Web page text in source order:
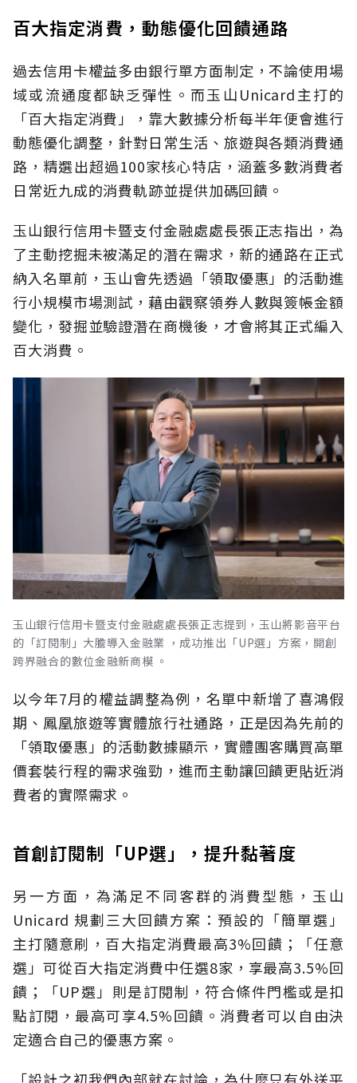
百大指定消費，動態優化回饋通路
過去信用卡權益多由銀行單方面制定，不論使用場
域或流通度都缺乏彈性。而玉山Unicard主打的
「百大指定消費」，靠大數據分析每半年便會進行
動態優化調整，針對日常生活、旅遊與各類消費通
路，精選出超過100家核心特店，涵蓋多數消費者
日常近九成的消費軌跡並提供加碼回饋。
玉山銀行信用卡暨支付金融處處長張正志指出，為
了主動挖掘未被滿足的潛在需求，新的通路在正式
納入名單前，玉山會先透過「領取優惠」的活動進
行小規模市場測試，藉由觀察領券人數與簽帳金額
變化，發掘並驗證潛在商機後，才會將其正式編入
百大消費。
玉山銀行信用卡暨支付金融處處長張正志提到，玉山將影音平台
的「訂閱制」大膽導入金融業 ，成功推出「UP選」方案，開創
跨界融合的數位金融新商模 。
以今年7月的權益調整為例，名單中新增了喜鴻假
期、鳳凰旅遊等實體旅行社通路，正是因為先前的
「領取優惠」的活動數據顯示，實體團客購買高單
價套裝行程的需求強勁，進而主動讓回饋更貼近消
費者的實際需求。
首創訂閱制「UP選」，提升黏著度
另一方面，為滿足不同客群的消費型態，玉山
Unicard 規劃三大回饋方案：預設的「簡單選」
主打隨意刷，百大指定消費最高3%回饋；「任意
選」可從百大指定消費中任選8家，享最高3.5%回
饋；「UP選」則是訂閱制，符合條件門檻或是扣
點訂閱，最高可享4.5%回饋。消費者可以自由決
定適合自己的優惠方案。
「設計之初我們內部就在討論，為什麼只有外送平